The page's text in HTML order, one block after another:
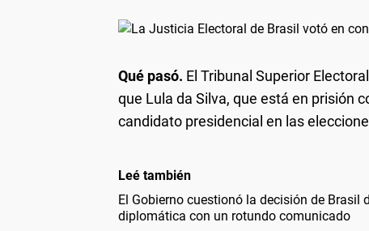
Qué pasó. El Tribunal Superior
que Lula da Silva, que está en prisión
candidato presidencial en las
Leé también
El Gobierno cuestionó la decisión de Brasil
diplomática con un rotundo comunicado